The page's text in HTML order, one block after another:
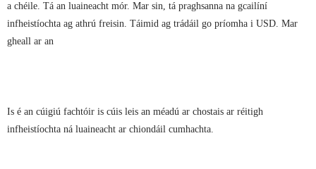
a chéile. Tá an luaineacht mór. Mar sin, tá praghsanna na gcailíní
infheistíochta ag athrú freisin. Táimid ag trádáil go príomha i USD. Mar
gheall ar an
Is é an cúigiú fachtóir is cúis leis an méadú ar chostais ar réitigh
infheistíochta ná luaineacht ar chiondáil cumhachta.